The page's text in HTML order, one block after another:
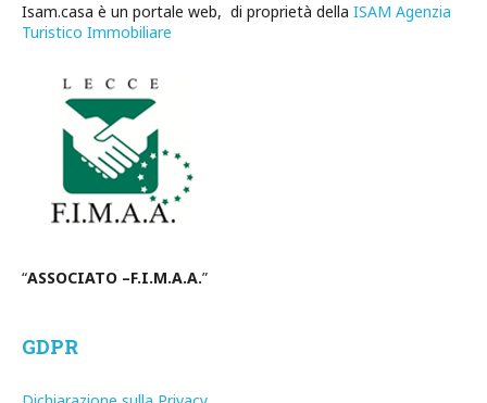
Isam.casa è un portale web, di proprietà della ISAM Agenzia
Turistico Immobiliare
“ASSOCIATO –F.I.M.A.A.”
GDPR